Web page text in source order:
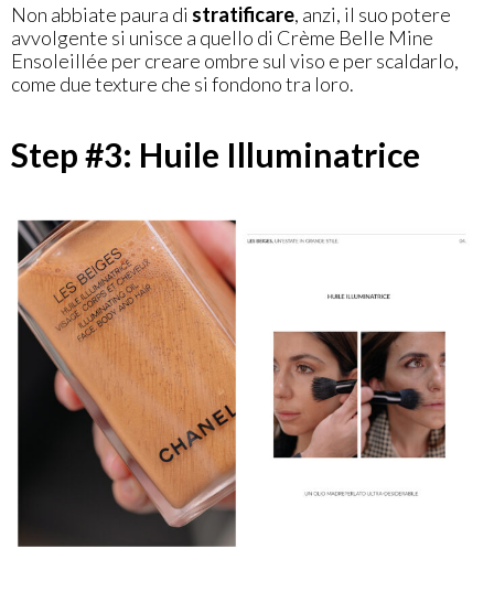
Non abbiate paura di stratificare, anzi, il suo potere
avvolgente si unisce a quello di Crème Belle Mine
Ensoleillée per creare ombre sul viso e per scaldarlo,
come due texture che si fondono tra loro.
Step #3: Huile Illuminatrice